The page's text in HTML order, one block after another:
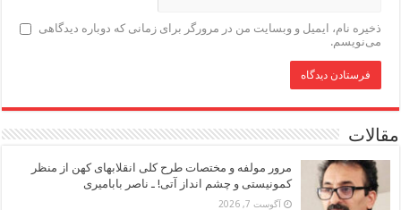
ذخیره نام، ایمیل و وبسایت من در مرورگر برای زمانی که دوباره دیدگاهی
می‌نویسم.
مقالات
مرور مولفه و مختصات طرح کلی انقلابهای کهن از منظر
کمونیستی و چشم انداز آتی! ـ ناصر بابامیری
آگوست 7, 2026